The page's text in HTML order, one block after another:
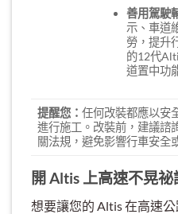
善用駕駛
示、車道
勞，提升
的12代
道置中功
提醒您： 任何改裝都應以安
進行施工。改裝前，建議諮
關法規，避免影響行車安全
開 Altis 上高速不晃
想要讓您的 Altis 在高速